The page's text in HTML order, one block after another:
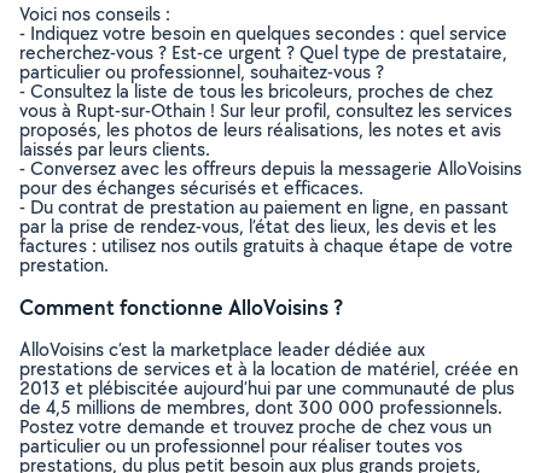
Voici nos conseils :
- Indiquez votre besoin en quelques secondes : quel service
recherchez-vous ? Est-ce urgent ? Quel type de prestataire,
particulier ou professionnel, souhaitez-vous ?
- Consultez la liste de tous les bricoleurs, proches de chez
vous à Rupt-sur-Othain ! Sur leur profil, consultez les services
proposés, les photos de leurs réalisations, les notes et avis
laissés par leurs clients.
- Conversez avec les offreurs depuis la messagerie AlloVoisins
pour des échanges sécurisés et efficaces.
- Du contrat de prestation au paiement en ligne, en passant
par la prise de rendez-vous, l’état des lieux, les devis et les
factures : utilisez nos outils gratuits à chaque étape de votre
prestation.
Comment fonctionne AlloVoisins ?
AlloVoisins c’est la marketplace leader dédiée aux
prestations de services et à la location de matériel, créée en
2013 et plébiscitée aujourd’hui par une communauté de plus
de 4,5 millions de membres, dont 300 000 professionnels.
Postez votre demande et trouvez proche de chez vous un
particulier ou un professionnel pour réaliser toutes vos
prestations, du plus petit besoin aux plus grands projets,